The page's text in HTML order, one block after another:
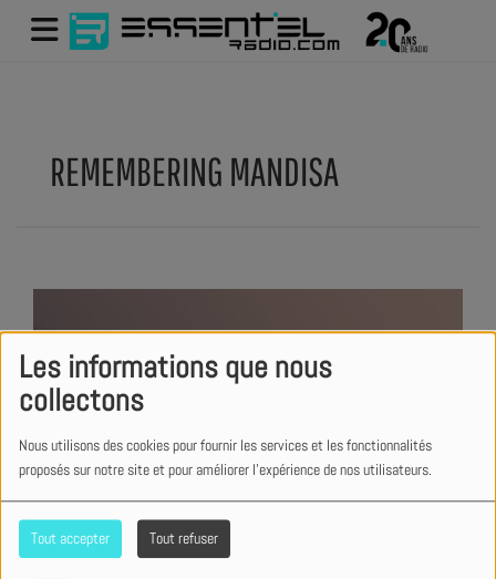
Les informations que nous
collectons
Nous utilisons des cookies pour fournir les services et les fonctionnalités
proposés sur notre site et pour améliorer l'expérience de nos utilisateurs.
Tout accepter Tout refuser
REMEMBERING MANDISA